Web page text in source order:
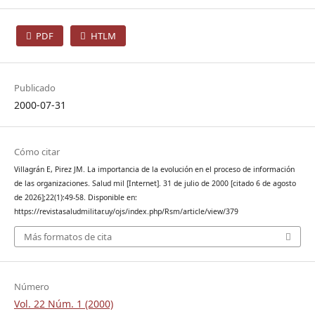
PDF HTLM
Publicado
2000-07-31
Cómo citar
Villagrán E, Pirez JM. La importancia de la evolución en el proceso de información
de las organizaciones. Salud mil [Internet]. 31 de julio de 2000 [citado 6 de agosto
de 2026];22(1):49-58. Disponible en:
https://revistasaludmilitar.uy/ojs/index.php/Rsm/article/view/379
Más formatos de cita
Número
Vol. 22 Núm. 1 (2000)